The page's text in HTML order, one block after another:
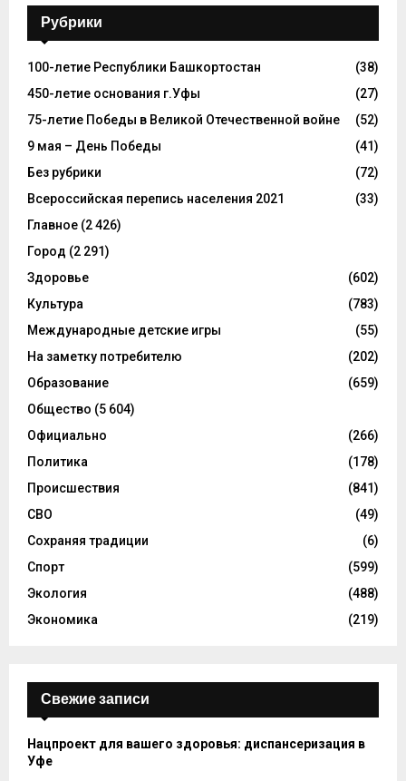
Рубрики
100-летие Республики Башкортостан
(38)
450-летие основания г.Уфы
(27)
75-летие Победы в Великой Отечественной войне
(52)
9 мая – День Победы
(41)
Без рубрики
(72)
Всероссийская перепись населения 2021
(33)
Главное (2 426)
Город (2 291)
Здоровье
(602)
Культура
(783)
Международные детские игры
(55)
На заметку потребителю
(202)
Образование
(659)
Общество (5 604)
Официально
(266)
Политика
(178)
Происшествия
(841)
СВО
(49)
Сохраняя традиции
(6)
Спорт
(599)
Экология
(488)
Экономика
(219)
Свежие записи
Нацпроект для вашего здоровья: диспансеризация в
Уфе